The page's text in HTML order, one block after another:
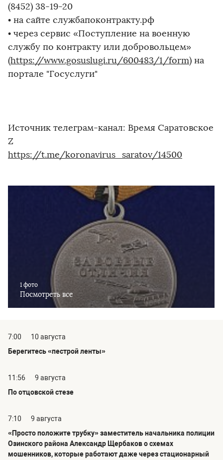
(8452) 38-19-20
• на сайте службапоконтракту.рф
• через сервис «Поступление на военную
службу по контракту или добровольцем»
(https://www.gosuslugi.ru/600483/1/form) на
портале "Госуслуги"
Источник телеграм-канал: Время Саратовское
Z
https://t.me/koronavirus_saratov/14500
1 фото
Посмотреть все
7:00
10 августа
Берегитесь «пестрой ленты»
11:56
9 августа
По отцовской стезе
7:10
9 августа
«Просто положите трубку» заместитель начальника полиции
Озинского района Александр Щербаков о схемах
мошенников, которые работают даже через стационарный